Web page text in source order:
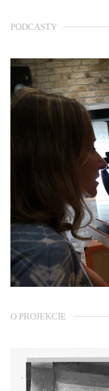
PODCASTY
O PROJEKCIE